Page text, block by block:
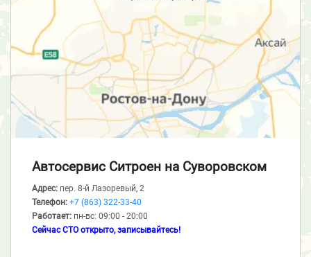
Автосервис Ситроен на Суворовском
Адрес: пер. 8-й Лазоревый, 2
Телефон: +7 (863) 322-33-40
Работает: пн-вс: 09:00 - 20:00
Сейчас СТО открыто, записывайтесь!